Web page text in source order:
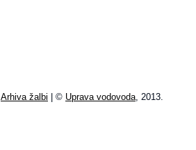
Arhiva žalbi | © Uprava vodovoda, 2013.